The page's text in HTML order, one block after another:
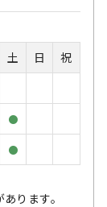
土 日
祝
●
●
ります。